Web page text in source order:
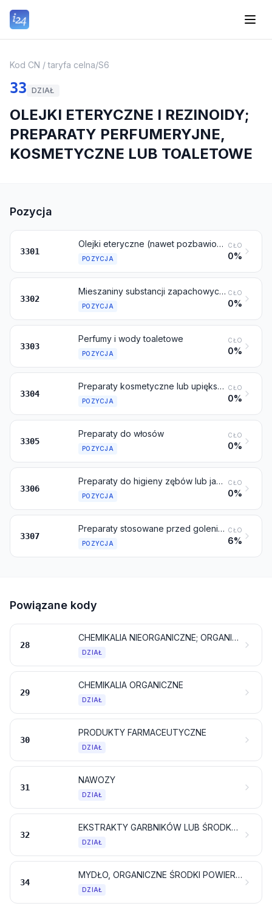
Kod CN / taryfa celna/S6
33 DZIAŁ
OLEJKI ETERYCZNE I REZINOIDY;
PREPARATY PERFUMERYJNE,
KOSMETYCZNE LUB TOALETOWE
Pozycja
3301
Olejki eteryczne (nawet pozbawione terpenów), włącznie z konkretami i absolutami; rezinoidy; wyekstrahowane oleożywice; koncentraty olejków eterycznych w tłuszczach, ciekłych olejach, woskach lub tym podobnych, otrzymanych w procesie maceracji tłuszczami (enfleurage) lub maceracji; terpenowe produkty uboczne deterpenacji olejków eterycznych; wodne destylaty i wodne roztwory olejków eterycznych
POZYCJA
CŁO
0%
3302
Mieszaniny substancji zapachowych i mieszaniny (włącznie z roztworami alkoholowymi) na bazie jednej lub na wielu takich substancjach, w rodzaju stosowanych jako surowce w przemyśle; pozostałe preparaty oparte na substancjach zapachowych, w rodzaju stosowanych do produkcji napojów
POZYCJA
CŁO
0%
3303
Perfumy i wody toaletowe
POZYCJA
CŁO
0%
3304
Preparaty kosmetyczne lub upiększające oraz preparaty do pielęgnacji skóry (inne niż leki), włącznie z preparatami przeciwsłonecznymi lub do opalania; preparaty do manicure lub pedicure
POZYCJA
CŁO
0%
3305
Preparaty do włosów
POZYCJA
CŁO
0%
3306
Preparaty do higieny zębów lub jamy ustnej, włącznie z pastami i proszkami do przytwierdzania protez; nici dentystyczne do czyszczenia międzyzębowego (dental floss), w jednostkowych opakowaniach do sprzedaży detalicznej
POZYCJA
CŁO
0%
3307
Preparaty stosowane przed goleniem, do golenia lub po goleniu, dezodoranty osobiste, preparaty do kąpieli, depilatory i pozostałe preparaty perfumeryjne, kosmetyczne lub toaletowe, gdzie indziej niewymienione ani niewłączone; gotowe odświeżacze pomieszczeń, nawet perfumowane, lub mające własności dezynfekcyjne
POZYCJA
CŁO
6%
Powiązane kody
28
CHEMIKALIA NIEORGANICZNE; ORGANICZNE LUB NIEORGANICZNE ZWIĄZKI METALI SZLACHETNYCH, METALI ZIEM RZADKICH, PIERWIASTKÓW PROMIENIOTWÓRCZYCH LUB IZOTOPÓW
DZIAŁ
29
CHEMIKALIA ORGANICZNE
DZIAŁ
30
PRODUKTY FARMACEUTYCZNE
DZIAŁ
31
NAWOZY
DZIAŁ
32
EKSTRAKTY GARBNIKÓW LUB ŚRODKÓW BARWIĄCYCH; GARBNIKI I ICH POCHODNE; BARWNIKI, PIGMENTY I POZOSTAŁE ŚRODKI BARWIĄCE; FARBY I LAKIERY; KIT I POZOSTAŁE MASY USZCZELNIAJĄCE; ATRAMENTY
DZIAŁ
34
MYDŁO, ORGANICZNE ŚRODKI POWIERZCHNIOWO CZYNNE, PREPARATY PIORĄCE, PREPARATY SMAROWE, WOSKI SYNTETYCZNE, WOSKI PREPAROWANE, PREPARATY DO CZYSZCZENIA LUB SZOROWANIA, ŚWIECE I ARTYKUŁY PODOBNE, PASTY MODELARSKIE, „WOSKI DENTYSTYCZNE” ORAZ PREPARATY DENTYSTYCZNE PRODUKOWANE NA BAZIE GIPSU
DZIAŁ